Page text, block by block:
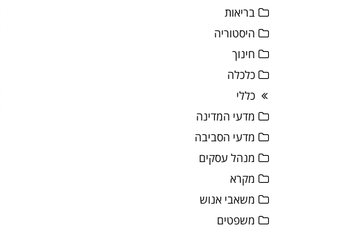
בריאות
היסטוריה
חינוך
כלכלה
כללי
מדעי המדינה
מדעי הסביבה
מנהל עסקים
מקרא
משאבי אנוש
משפטים